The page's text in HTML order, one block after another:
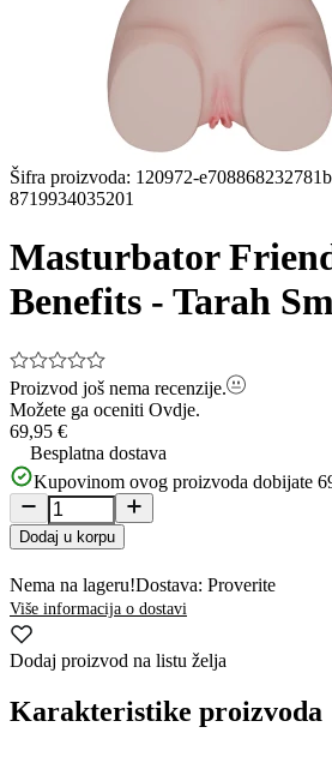
Šifra proizvoda: 120972-
8719934035201
Masturbator
Benefits - Tarah
Proizvod još nema recenzije.
Možete ga oceniti Ovdje.
69,95 €
Besplatna dostava
Kupovinom ovog proizvoda dobijate
Dodaj u korpu
Nema na lageru!Dostava: Proverite
Više informacija o dostavi
Dodaj proizvod na listu želja
Karakteristike proizvoda